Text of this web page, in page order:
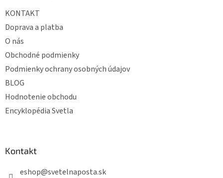
KONTAKT
Doprava a platba
O nás
Obchodné podmienky
Podmienky ochrany osobných údajov
BLOG
Hodnotenie obchodu
Encyklopédia Svetla
Kontakt
eshop@svetelnaposta.sk